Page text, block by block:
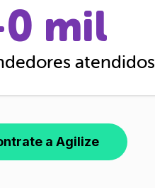
0 mil
atendidos
a Agilize